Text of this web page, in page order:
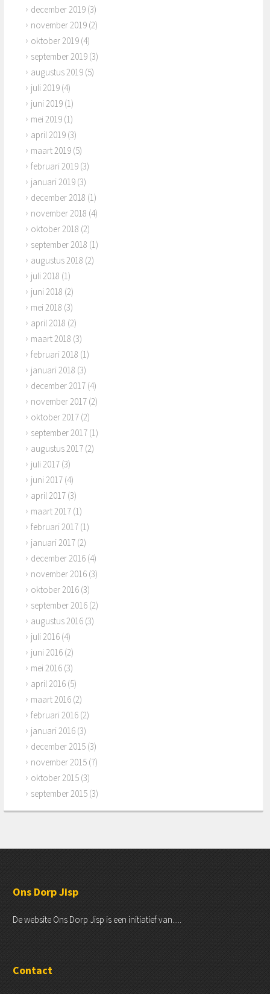
december 2019 (3)
november 2019 (2)
oktober 2019 (4)
september 2019 (3)
augustus 2019 (5)
juli 2019 (4)
juni 2019 (1)
mei 2019 (1)
april 2019 (3)
maart 2019 (5)
februari 2019 (3)
januari 2019 (3)
december 2018 (1)
november 2018 (4)
oktober 2018 (2)
september 2018 (1)
augustus 2018 (2)
juli 2018 (1)
juni 2018 (2)
mei 2018 (3)
april 2018 (2)
maart 2018 (3)
februari 2018 (1)
januari 2018 (3)
december 2017 (4)
november 2017 (2)
oktober 2017 (2)
september 2017 (1)
augustus 2017 (2)
juli 2017 (3)
juni 2017 (4)
april 2017 (3)
maart 2017 (1)
februari 2017 (1)
januari 2017 (2)
december 2016 (4)
november 2016 (3)
oktober 2016 (3)
september 2016 (2)
augustus 2016 (3)
juli 2016 (4)
juni 2016 (2)
mei 2016 (3)
april 2016 (5)
maart 2016 (2)
februari 2016 (2)
januari 2016 (3)
december 2015 (3)
november 2015 (7)
oktober 2015 (3)
september 2015 (3)
Ons Dorp Jisp
De website Ons Dorp Jisp is een initiatief van.....
Contact